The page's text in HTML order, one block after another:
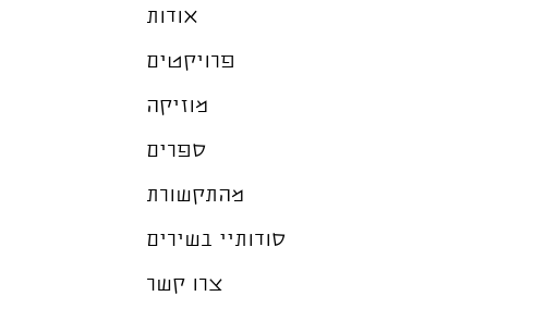
אודות
פרויקטים
מוזיקה
ספרים
מהתקשורת
סודותיי בשירים
צרו קשר